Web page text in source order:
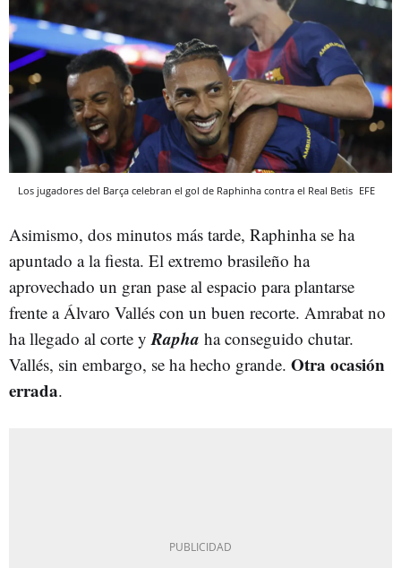
Los jugadores del Barça celebran el gol de Raphinha contra el Real Betis EFE
Asimismo, dos minutos más tarde, Raphinha se ha
apuntado a la fiesta. El extremo brasileño ha
aprovechado un gran pase al espacio para plantarse
frente a Álvaro Vallés con un buen recorte. Amrabat no
ha llegado al corte yRapha ha conseguido chutar.
Vallés, sin embargo, se ha hecho grande. Otra ocasión
errada.